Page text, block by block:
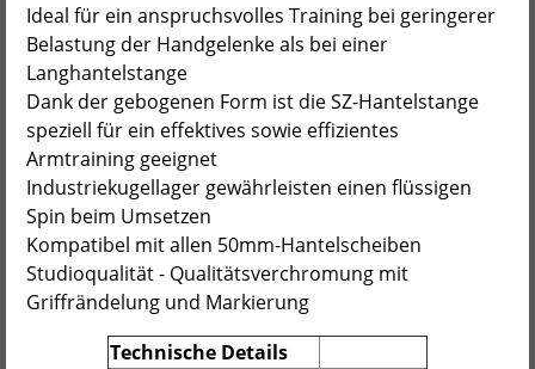
Ideal für ein anspruchsvolles Training bei geringerer
Belastung der Handgelenke als bei einer
Langhantelstange
Dank der gebogenen Form ist die SZ-Hantelstange
speziell für ein effektives sowie effizientes
Armtraining geeignet
Industriekugellager gewährleisten einen flüssigen
Spin beim Umsetzen
Kompatibel mit allen 50mm-Hantelscheiben
Studioqualität - Qualitätsverchromung mit
Griffrändelung und Markierung
Technische Details